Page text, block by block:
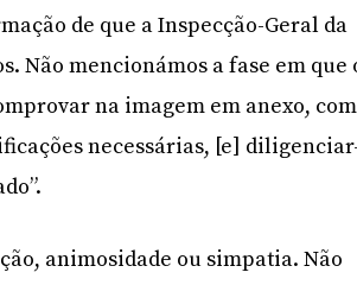
de que a Inspecção-Geral da
Não mencionámos a fase em que
na imagem em anexo, com
necessárias, [e]
animosidade ou simpatia. Não